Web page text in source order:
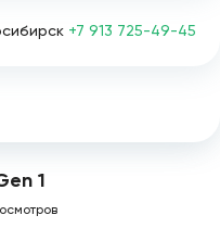
1
+7 913 725-49-45